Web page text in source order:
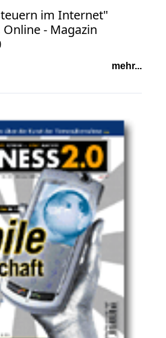
im Internet"
- Magazin
mehr...
2009
2008
2007
2005
2004
2003
2002
2001
2000